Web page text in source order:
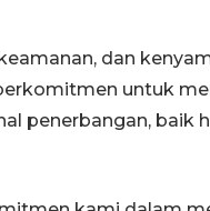
dan
untuk
penerbangan, baik